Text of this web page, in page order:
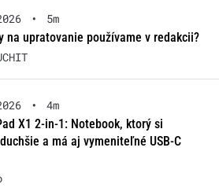
•
5m
na upratovanie používame v redakcii?
•
4m
X1 2-in-1: Notebook, ktorý si
a má aj vymeniteľné USB-C